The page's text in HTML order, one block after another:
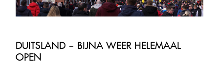
DUITSLAND – BIJNA WEER HELEMAAL
OPEN